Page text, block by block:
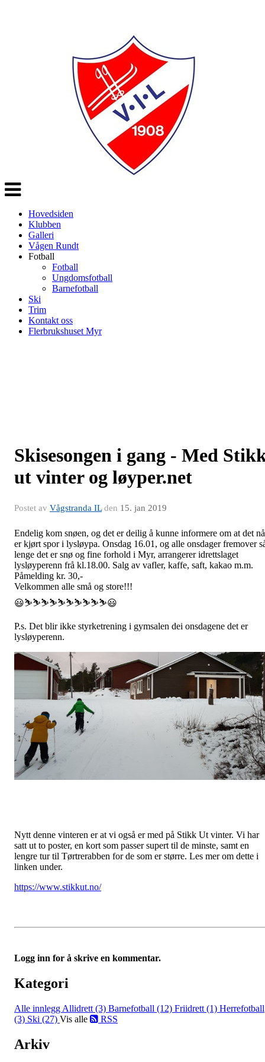
Veksle
navigasjon
Hovedsiden
Klubben
Galleri
Vågen Rundt
Fotball
Fotball
Ungdomsfotball
Barnefotball
Ski
Trim
Kontakt oss
Flerbrukshuset Myr
Skisesongen i gang - Med
ut vinter og løyper.net
Postet av Vågstranda ILden 15. jan 2019
Endelig kom snøen, og det er deilig å kunne informere om at det nå
er kjørt spor i lysløypa. Onsdag 16.01, og alle onsdager fremover
lenge det er snø og fine forhold i Myr, arrangerer idrettslaget
lysløyperenn frå kl.18.00. Salg av vafler, kaffe, saft, kakao m.m.
Påmelding kr. 30,-
Velkommen alle små og store!!!
😃⛷️⛷️⛷️⛷️⛷️⛷️⛷️⛷️⛷️⛷️😃
P.s. Det blir ikke styrketrening i gymsalen dei onsdagene det er
lysløyperenn.
Nytt denne vinteren er at vi også er med på Stikk Ut vinter. Vi har
satt ut to poster, en kort som passer supert til de minste, samt en
lengre tur til Tørtrerabben for de som er større. Les mer om dette i
linken under.
https://www.stikkut.no/
Logg inn for å skrive en kommentar.
Kategori
Alle innlegg Allidrett (3) Barnefotball (12) Friidrett (1) Herrefotball
(3) Ski (27) Vis alle RSS
Arkiv